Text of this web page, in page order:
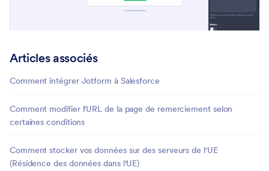
Articles associés
Comment intégrer Jotform à Salesforce
Comment modifier l'URL de la page de remerciement selon
certaines conditions
Comment stocker vos données sur des serveurs de l'UE
(Résidence des données dans l'UE)